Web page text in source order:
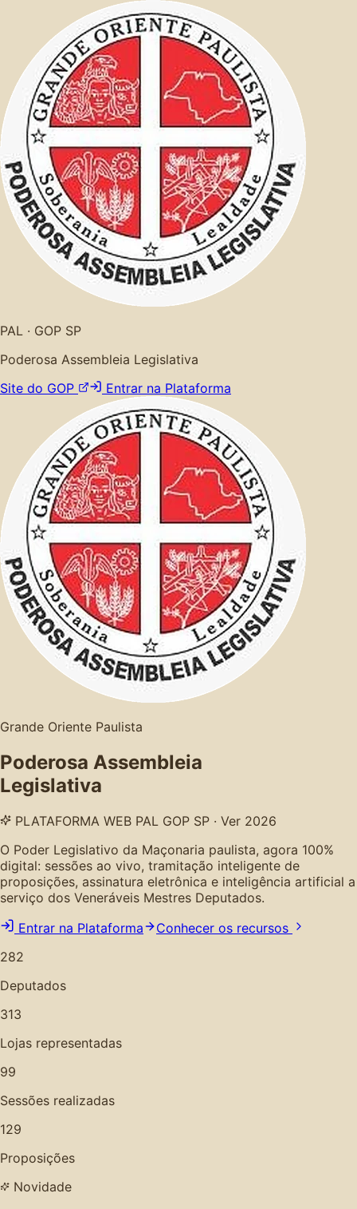
PAL · GOP SP
Poderosa Assembleia Legislativa
Site do GOP
Entrar na Plataforma
Grande Oriente Paulista
Poderosa Assembleia
Legislativa
PLATAFORMA WEB PAL GOP SP · Ver 2026
O Poder Legislativo da Maçonaria paulista, agora 100%
digital: sessões ao vivo, tramitação inteligente de
proposições, assinatura eletrônica e inteligência artificial a
serviço dos Veneráveis Mestres Deputados.
Entrar na Plataforma
Conhecer os recursos
282
Deputados
313
Lojas representadas
99
Sessões realizadas
129
Proposições
Novidade